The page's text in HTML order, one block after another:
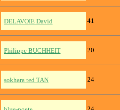
DELAVOIE David 41
Philippe BUCHHEIT 20
sokhara ted TAN 24